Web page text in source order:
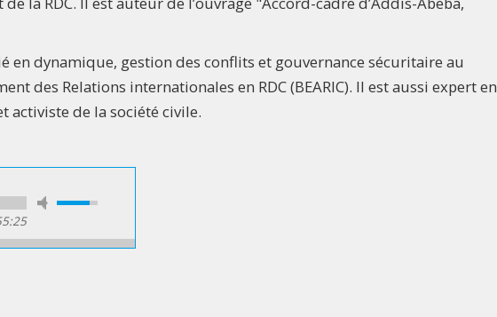
en dynamique, gestion des conflits et gouvernance sécuritaire au
des Relations internationales en RDC (BEARIC). Il est aussi expert en
activiste de la société civile.